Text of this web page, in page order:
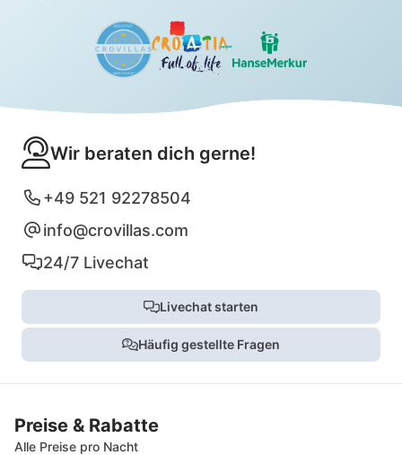
Wir beraten dich gerne!
+49 521 92278504
info@crovillas.com
24/7 Livechat
Livechat starten
Häufig gestellte Fragen
Preise & Rabatte
Alle Preise pro Nacht